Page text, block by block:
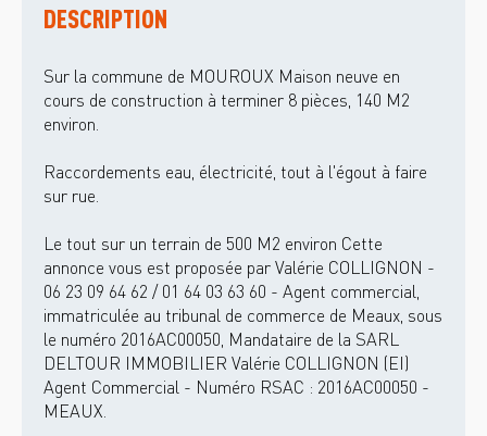
DESCRIPTION
Sur la commune de MOUROUX Maison neuve en
cours de construction à terminer 8 pièces, 140 M2
environ.
Raccordements eau, électricité, tout à l'égout à faire
sur rue.
Le tout sur un terrain de 500 M2 environ Cette
annonce vous est proposée par Valérie COLLIGNON -
06 23 09 64 62 / 01 64 03 63 60 - Agent commercial,
immatriculée au tribunal de commerce de Meaux, sous
le numéro 2016AC00050, Mandataire de la SARL
DELTOUR IMMOBILIER Valérie COLLIGNON (EI)
Agent Commercial - Numéro RSAC : 2016AC00050 -
MEAUX.